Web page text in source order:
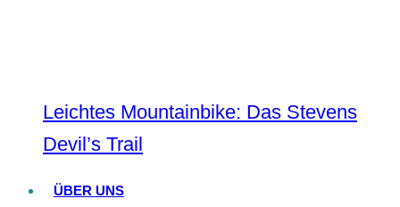
Leichtes Mountainbike: Das Stevens
Devil’s Trail
ÜBER UNS